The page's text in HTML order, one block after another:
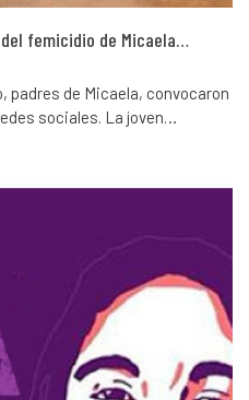
femicidio de Micaela…
padres de Micaela, convocaron
sociales. La joven…